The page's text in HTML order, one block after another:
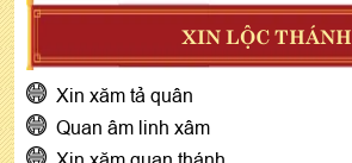
XIN LỘC THÁNH
Xin xăm tả quân
Quan âm linh xâm